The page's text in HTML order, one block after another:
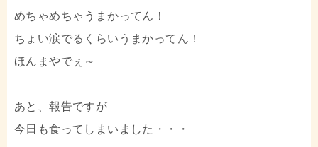
めちゃめちゃうまかってん！
ちょい涙でるくらいうまかってん！
ほんまやでぇ～
あと、報告ですが
今日も食ってしまいました・・・